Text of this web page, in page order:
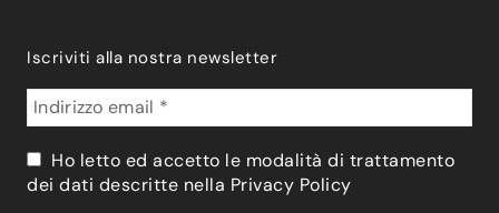
Iscriviti alla nostra newsletter
Ho letto ed accetto le modalità di trattamento
dei dati descritte nella Privacy Policy